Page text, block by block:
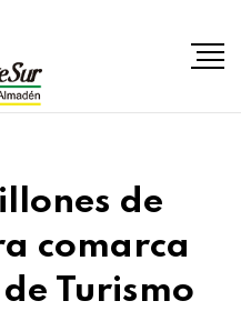
de
comarca
Turismo